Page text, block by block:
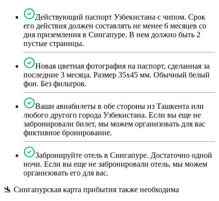
Действующий паспорт Узбекистана с чипом. Срок
его действия должен составлять не менее 6 месяцев со
дня приземления в Сингапуре. В нем должно быть 2
пустые страницы.
Новая цветная фотография на паспорт, сделанная за
последние 3 месяца. Размер 35x45 мм. Обычный белый
фон. Без фильтров.
Ваши авиабилеты в обе стороны из Ташкента или
любого другого города Узбекистана. Если вы еще не
забронировали билет, мы можем организовать для вас
фиктивное бронирование.
Забронируйте отель в Сингапуре. Достаточно одной
ночи. Если вы еще не забронировали отель, мы можем
организовать его для вас.
🛬 Сингапурская карта прибытия также необходима